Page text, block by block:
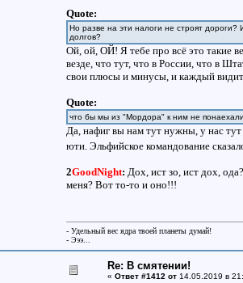
Quote:
Но разве на эти налоги не строят
долгов?
Ой, ой, ОЙ! Я тебе про всё это такие
везде, что тут, что в России, что в
свои плюсы и минусы, и каждый
Quote:
что бы мы из "Мордора" к ним не
Да, нафиг вы нам тут нужны, у нас
юти. Эльфийское командование
2GoodNight: Дох, ист зо, ист дох,
меня? Вот то-то и оно!!!
- Удельный вес ядра твоей планеты думай!
- Эээ...
Re: В смятении!
« Ответ #1412 от14.05.2019 в